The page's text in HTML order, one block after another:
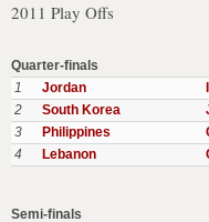
2011 Play Offs
Quarter-finals
1
Jordan
2
South Korea
3
Philippines
4
Lebanon
Semi-finals